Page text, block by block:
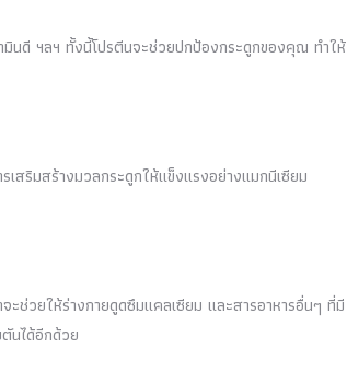
นดี ฯลฯ ทั้งนี้โปรตีนจะช่วยปกป้องกระดูกของคุณ ทำให้
สริมสร้างมวลกระดูกให้แข็งแรงอย่างแมกนีเซียม
ะช่วยให้ร่างกายดูดซึมแคลเซียม และสารอาหารอื่นๆ ที่มี
นได้อีกด้วย